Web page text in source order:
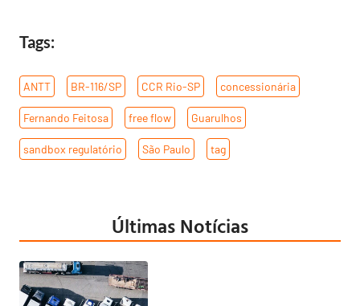
Tags:
ANTT BR-116/SP CCR Rio-SP concessionária
Fernando Feitosa free flow Guarulhos
sandbox regulatório São Paulo tag
Últimas Notícias